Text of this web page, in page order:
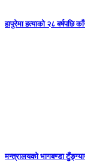
हापुरेमा हत्याको २८ बर्षपछि
मन्त्रालयको भागबण्डा